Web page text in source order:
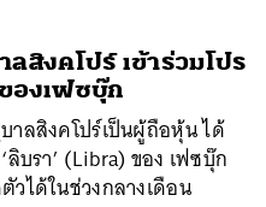
สิงคโปร์ เข้าร่วมโปร
องเฟซบุ๊ก
าลสิงคโปร์เป็นผู้ถือหุ้น ได้
ลิบรา’ (Libra) ของ เฟซบุ๊ก
วได้ในช่วงกลางเดือน